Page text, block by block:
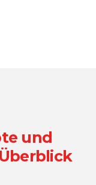
und